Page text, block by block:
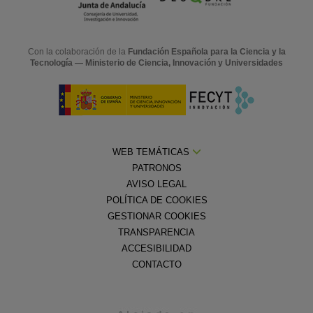
Con la colaboración de la Fundación Española para la Ciencia y la
Tecnología — Ministerio de Ciencia, Innovación y Universidades
WEB TEMÁTICAS
PATRONOS
AVISO LEGAL
POLÍTICA DE COOKIES
GESTIONAR COOKIES
TRANSPARENCIA
ACCESIBILIDAD
CONTACTO